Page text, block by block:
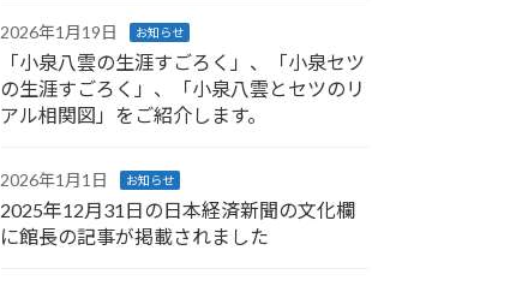
2026年1月19日 お知らせ
「小泉八雲の生涯すごろく」、「小泉セツ
の生涯すごろく」、「小泉八雲とセツのリ
アル相関図」をご紹介します。
2026年1月1日 お知らせ
2025年12月31日の日本経済新聞の文化欄
に館長の記事が掲載されました